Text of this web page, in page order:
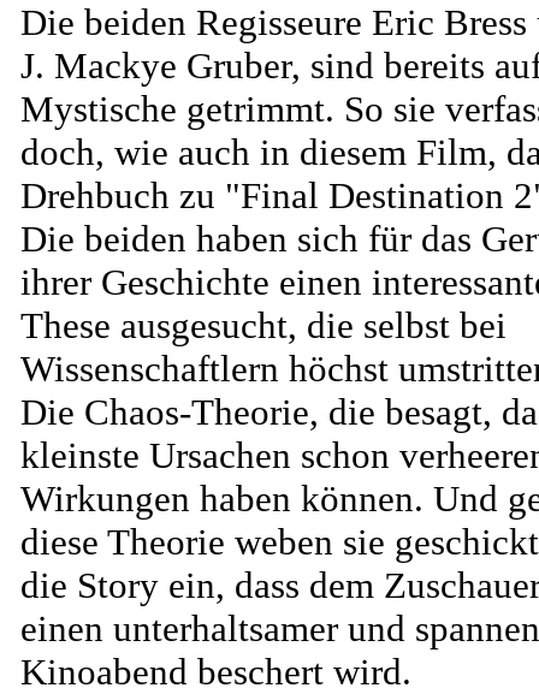
Die beiden Regisseure Eric Bress
J. Mackye Gruber, sind bereits
Mystische getrimmt. So sie
doch, wie auch in diesem Film,
Drehbuch zu "Final Destination
Die beiden haben sich für das
ihrer Geschichte einen
These ausgesucht, die selbst bei
Wissenschaftlern höchst
Die Chaos-Theorie, die besagt,
kleinste Ursachen schon
Wirkungen haben können. Und
diese Theorie weben sie
die Story ein, dass dem
einen unterhaltsamer und
Kinoabend beschert wird.